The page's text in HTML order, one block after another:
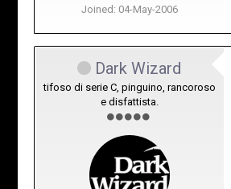
Joined: 04-May-2006
Dark Wizard
tifoso di serie C, pinguino, rancoroso
e disfattista.